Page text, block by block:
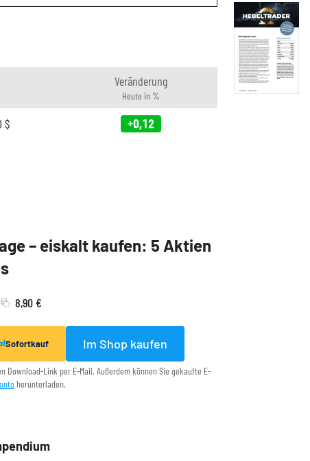
Veränderung
Heute in %
$ +0,12
– eiskalt kaufen: 5 Aktien
8,90 €
Sofortkauf Im Shop kaufen
Download-Link per E-Mail. Außerdem können Sie gekaufte E-
herunterladen.